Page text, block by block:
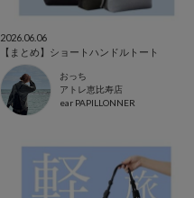
2026.06.06
【まとめ】ショートハンドルトート
おっち
アトレ恵比寿店
ear PAPILLONNER